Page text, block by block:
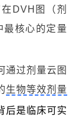
DVH图（剂
最核心的定量
通过剂量云图
生物等效剂量
后是临床可实